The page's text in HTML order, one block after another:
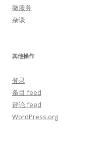
微服务
杂谈
其他操作
登录
条目 feed
评论 feed
WordPress.org